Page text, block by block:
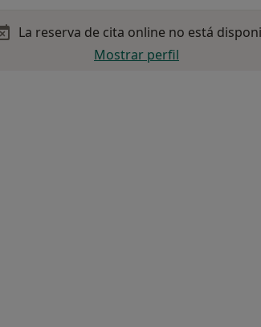
La reserva de cita online no está
Mostrar perfil